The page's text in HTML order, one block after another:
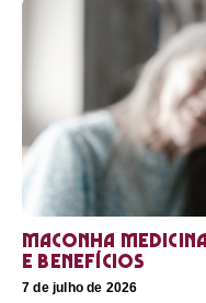
Maconha
e benefícios
7 de julho de 2026